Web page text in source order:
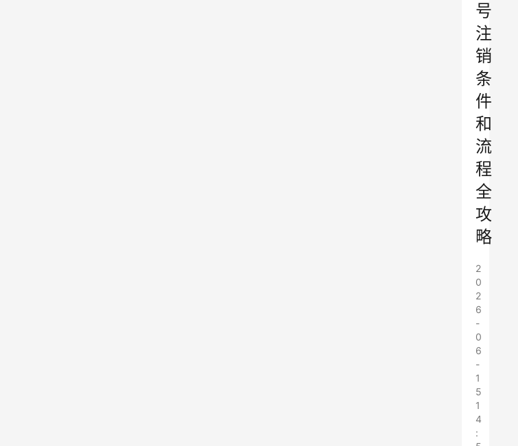
号
注
销
条
件
和
流
程
全
攻
略
2
0
2
6
-
0
6
-
1
5
1
4
: